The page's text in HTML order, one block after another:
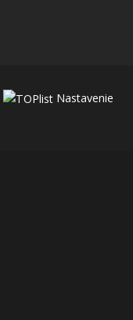
Nastavenie